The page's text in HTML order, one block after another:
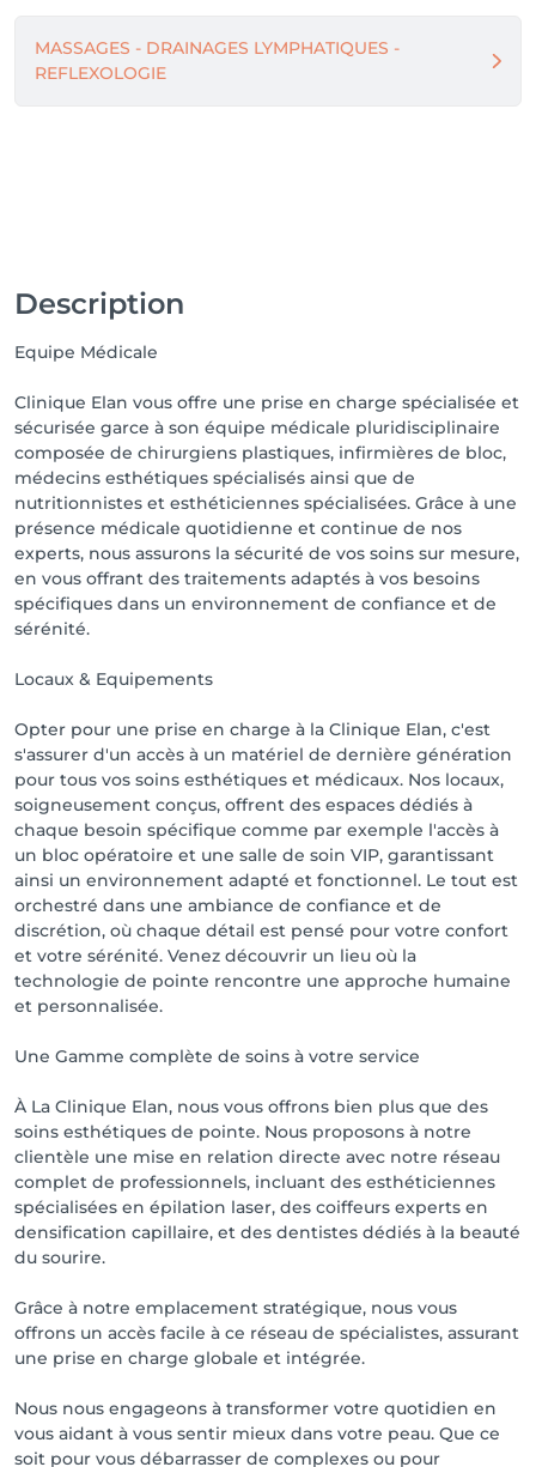
MASSAGES - DRAINAGES LYMPHATIQUES -
REFLEXOLOGIE
Description
Equipe Médicale
Clinique Elan vous offre une prise en charge spécialisée et
sécurisée garce à son équipe médicale pluridisciplinaire
composée de chirurgiens plastiques, infirmières de bloc,
médecins esthétiques spécialisés ainsi que de
nutritionnistes et esthéticiennes spécialisées. Grâce à une
présence médicale quotidienne et continue de nos
experts, nous assurons la sécurité de vos soins sur mesure,
en vous offrant des traitements adaptés à vos besoins
spécifiques dans un environnement de confiance et de
sérénité.
Locaux & Equipements
Opter pour une prise en charge à la Clinique Elan, c'est
s'assurer d'un accès à un matériel de dernière génération
pour tous vos soins esthétiques et médicaux. Nos locaux,
soigneusement conçus, offrent des espaces dédiés à
chaque besoin spécifique comme par exemple l'accès à
un bloc opératoire et une salle de soin VIP, garantissant
ainsi un environnement adapté et fonctionnel. Le tout est
orchestré dans une ambiance de confiance et de
discrétion, où chaque détail est pensé pour votre confort
et votre sérénité. Venez découvrir un lieu où la
technologie de pointe rencontre une approche humaine
et personnalisée.
Une Gamme complète de soins à votre service
À La Clinique Elan, nous vous offrons bien plus que des
soins esthétiques de pointe. Nous proposons à notre
clientèle une mise en relation directe avec notre réseau
complet de professionnels, incluant des esthéticiennes
spécialisées en épilation laser, des coiffeurs experts en
densification capillaire, et des dentistes dédiés à la beauté
du sourire.
Grâce à notre emplacement stratégique, nous vous
offrons un accès facile à ce réseau de spécialistes, assurant
une prise en charge globale et intégrée.
Nous nous engageons à transformer votre quotidien en
vous aidant à vous sentir mieux dans votre peau. Que ce
soit pour vous débarrasser de complexes ou pour